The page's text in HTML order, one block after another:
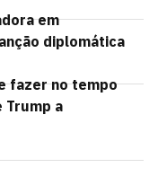
em
diplomática
fazer no tempo
Trump a